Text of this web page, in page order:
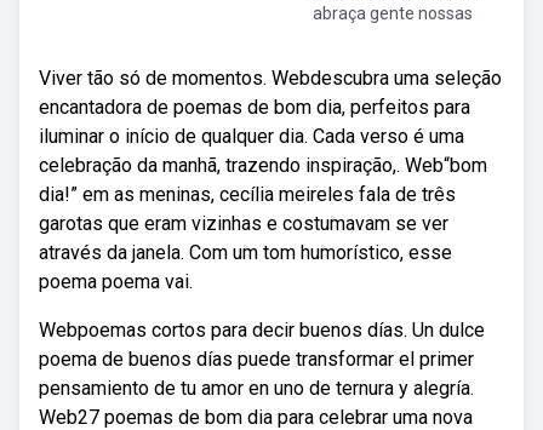
abraça gente nossas
Viver tão só de momentos. Webdescubra uma seleção
encantadora de poemas de bom dia, perfeitos para
iluminar o início de qualquer dia. Cada verso é uma
celebração da manhã, trazendo inspiração,. Web“bom
dia!” em as meninas, cecília meireles fala de três
garotas que eram vizinhas e costumavam se ver
através da janela. Com um tom humorístico, esse
poema poema vai.
Webpoemas cortos para decir buenos días. Un dulce
poema de buenos días puede transformar el primer
pensamiento de tu amor en uno de ternura y alegría.
Web27 poemas de bom dia para celebrar uma nova